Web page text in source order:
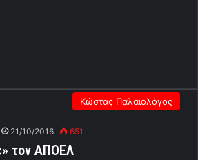
Κώστας Παλαιολόγος
21/10/2016 651
τον ΑΠΟΕΛ